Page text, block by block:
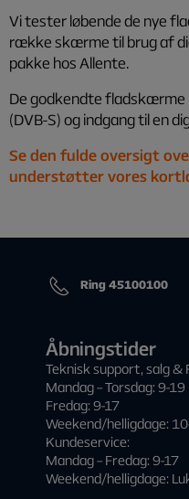
Vi tester løbende de nye
række skærme til brug af
pakke hos Allente.
De godkendte
(DVB-S) og indgang til en
Se den fulde oversigt
understøtter vores
Ring 45100100
Åbningstider
Teknisk support, salg &
Mandag – Torsdag: 9-19
Fredag: 9-17
Weekend/helligdage:
Kundeservice:
Mandag – Fredag: 9-17
Weekend/helligdage: